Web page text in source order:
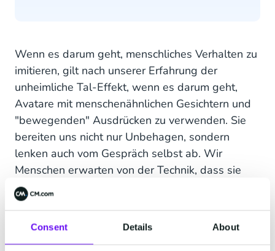
Consent Details About
Wenn es darum geht, menschliches Verhalten zu
imitieren, gilt nach unserer Erfahrung der
unheimliche Tal-Effekt, wenn es darum geht,
Avatare mit menschenähnlichen Gesichtern und
"bewegenden" Ausdrücken zu verwenden. Sie
bereiten uns nicht nur Unbehagen, sondern
lenken auch vom Gespräch selbst ab. Wir
Menschen erwarten von der Technik, dass sie
funktional ist und uns hilft, nicht so zu sein wie
wir. Aus diesem Grund raten wir auch dazu, bei
der Interaktion mit einem (Chat-)Bot klar und